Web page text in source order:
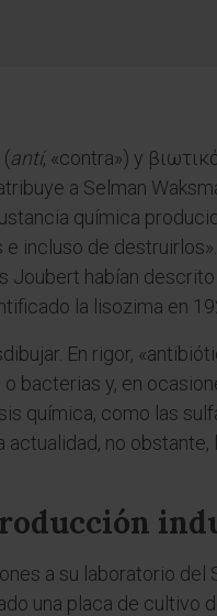
antí, «contra») y
a Selman
química
incluso de
Joubert habían
la lisozima en
En rigor,
y, en
química, como las
no
a su laboratorio del
una placa de cultivo